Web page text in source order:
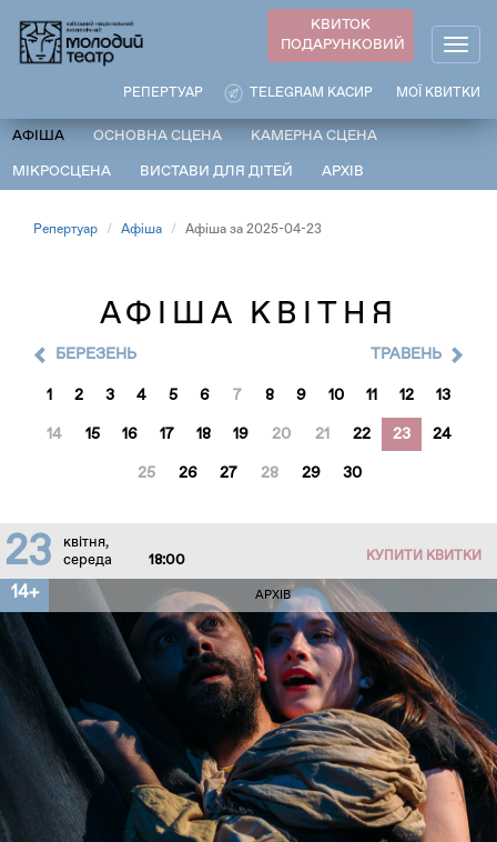
основного
КВИТОК
ПОДАРУНКОВИЙ
МОЇ КВИТКИ
TELEGRAM КАСИР
РЕПЕРТУАР
АФІША ОСНОВНА СЦЕНА КАМЕРНА СЦЕНА
МІКРОСЦЕНА ВИСТАВИ ДЛЯ ДІТЕЙ АРХІВ
Репертуар Афіша Афіша за 2025-04-23
АФІША КВІТНЯ
БЕРЕЗЕНЬ
1 2 3 4 5 6 7 8 9 10 11 12 13
14 15 16 17 18 19 20 21 22 23 24
25 26 27 28 29 30
ТРАВЕНЬ
23
квітня,
середа
18:00 КУПИТИ КВИТКИ
14+ АРХІВ